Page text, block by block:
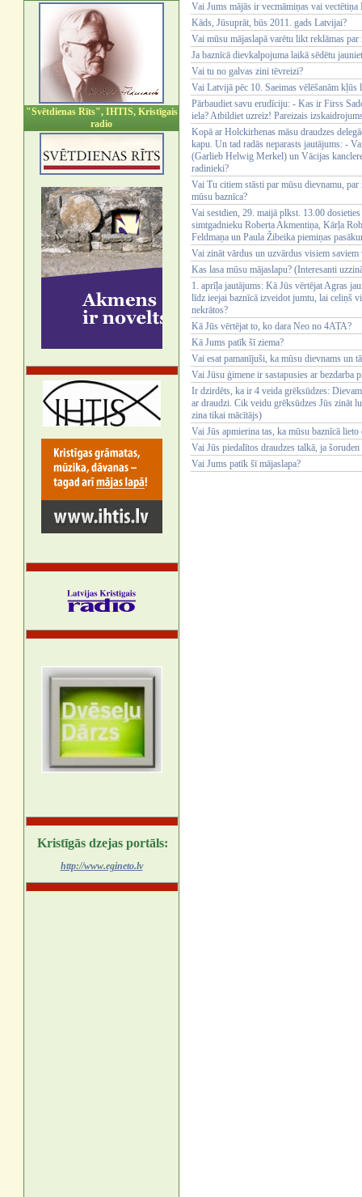
"Svētdienas Rīts", IHTIS, Kristīgais
radio
Kristīgās dzejas portāls:
http://www.egineto.lv
Vai Jums mājās ir vecmāmiņas vai
Kāds, Jūsuprāt, būs 2011. gads Latvijai?
Vai mūsu mājaslapā varētu likt reklāmas
Ja baznīcā dievkalpojuma laikā sēdētu
Vai tu no galvas zini tēvreizi?
Vai Latvijā pēc 10. Saeimas vēlēšanām kļūs
Pārbaudiet savu erudīciju: - Kas ir Firss
iela? Atbildiet uzreiz! Pareizais
Kopā ar Holckirhenas māsu draudzes
kapu. Un tad radās neparasts jautājums: -
(Garlieb Helwig Merkel) un Vācijas
radinieki?
Vai Tu citiem stāsti par mūsu dievnamu,
mūsu baznīca?
Vai sestdien, 29. maijā plkst. 13.00
simtgadnieku Roberta Akmentiņa, Kārļa
Feldmaņa un Paula Žibeika piemiņas
Vai zināt vārdus un uzvārdus visiem saviem
Kas lasa mūsu mājaslapu? (Interesanti
1. aprīļa jautājums: Kā Jūs vērtējat Agras
līdz ieejai baznīcā izveidot jumtu, lai celiņš
nekrātos?
Kā Jūs vērtējat to, ko dara Neo no 4ATA?
Kā Jums patīk šī ziema?
Vai esat pamanījuši, ka mūsu dievnams un
Vai Jūsu ģimene ir sastapusies ar bezdarba
Ir dzirdēts, ka ir 4 veida grēksūdzes:
ar draudzi. Cik veidu grēksūdzes Jūs zināt
zina tikai mācītājs)
Vai Jūs apmierina tas, ka mūsu baznīcā lieto
Vai Jūs piedalītos draudzes talkā, ja
Vai Jums patīk šī mājaslapa?